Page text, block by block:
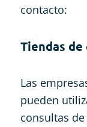
contacto:
Tiendas
Las
pueden
consultas